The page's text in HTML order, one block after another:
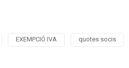
EXEMPCIÓ IVA quotes socis